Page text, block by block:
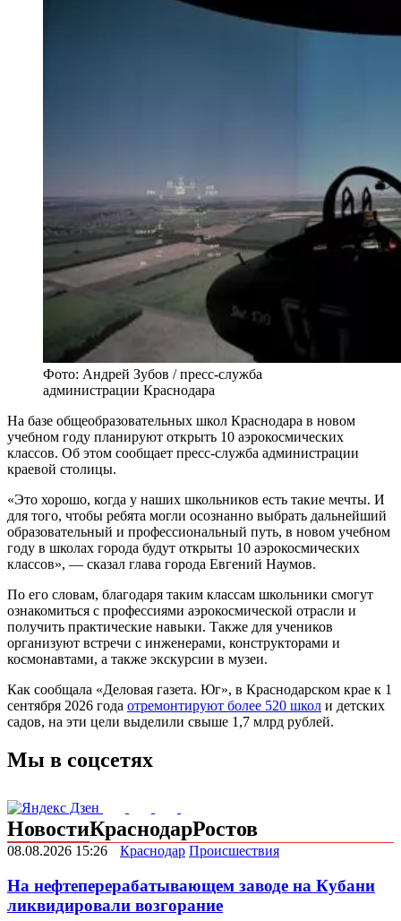
Фото: Андрей Зубов / пресс-служба
администрации Краснодара
На базе общеобразовательных школ Краснодара в новом
учебном году планируют открыть 10 аэрокосмических
классов. Об этом сообщает пресс-служба администрации
краевой столицы.
«Это хорошо, когда у наших школьников есть такие мечты. И
для того, чтобы ребята могли осознанно выбрать дальнейший
образовательный и профессиональный путь, в новом учебном
году в школах города будут открыты 10 аэрокосмических
классов», — сказал глава города Евгений Наумов.
По его словам, благодаря таким классам школьники смогут
ознакомиться с профессиями аэрокосмической отрасли и
получить практические навыки. Также для учеников
организуют встречи с инженерами, конструкторами и
космонавтами, а также экскурсии в музеи.
Как сообщала «Деловая газета. Юг», в Краснодарском крае к 1
сентября 2026 года отремонтируют более 520 школ и детских
садов, на эти цели выделили свыше 1,7 млрд рублей.
Мы в соцсетях
НовостиКраснодарРостов
08.08.2026 15:26 Краснодар Происшествия
На нефтеперерабатывающем заводе на Кубани
ликвидировали возгорание